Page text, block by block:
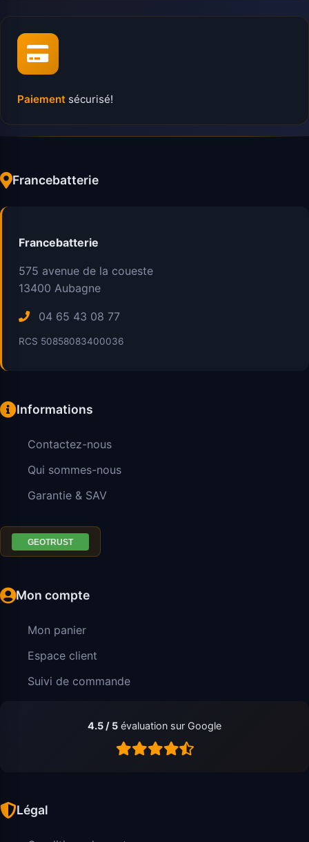
Paiement sécurisé!
Francebatterie
Francebatterie
575 avenue de la coueste
13400 Aubagne
04 65 43 08 77
RCS 50858083400036
Informations
Contactez-nous
Qui sommes-nous
Garantie & SAV
Mon compte
Mon panier
Espace client
Suivi de commande
4.5 / 5 évaluation sur Google
Légal